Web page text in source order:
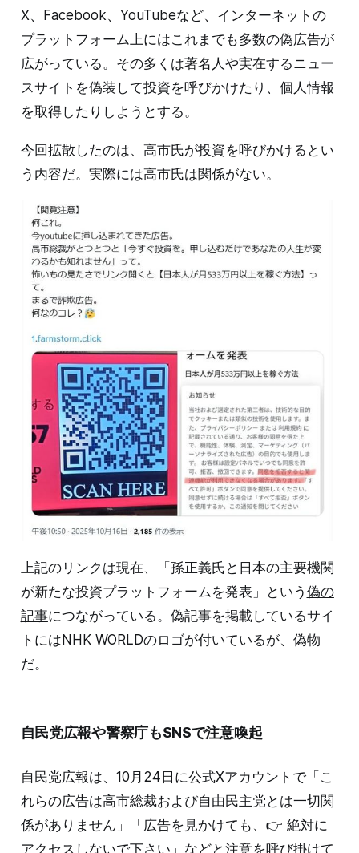
X、Facebook、YouTubeなど、インターネットの
プラットフォーム上にはこれまでも多数の偽広告が
広がっている。その多くは著名人や実在するニュー
スサイトを偽装して投資を呼びかけたり、個人情報
を取得したりしようとする。
今回拡散したのは、高市氏が投資を呼びかけるとい
う内容だ。実際には高市氏は関係がない。
上記のリンクは現在、「孫正義氏と日本の主要機関
が新たな投資プラットフォームを発表」という 偽の
記事につながっている。偽記事を掲載しているサイ
トにはNHK WORLDのロゴが付いているが、偽物
だ。
自民党広報や警察庁もSNSで注意喚起
自民党広報は、10月24日に公式Xアカウントで「こ
れらの広告は高市総裁および自由民主党とは一切関
係がありません」「広告を見かけても、👉 絶対に
アクセスしないで下さい」などと注意を呼び掛けて